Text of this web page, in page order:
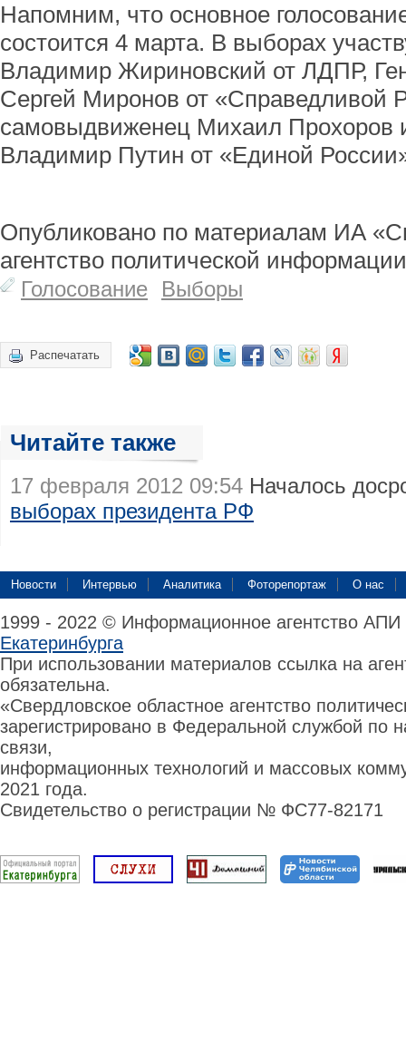
Напомним, что основное
состоится 4 марта. В выборах
Владимир Жириновский от ЛДПР,
Сергей Миронов от «Справедливой
самовыдвиженец Михаил Прохоров
Владимир Путин от «Единой
Опубликовано по материалам ИА
агентство политической
Голосование Выборы
Распечатать
Читайте также
17 февраля 2012 09:54 Началось
выборах президента РФ
Новости Интервью Аналитика Фоторепортаж О нас
1999 - 2022 © Информационное агентство
Екатеринбурга
При использовании материалов ссылка на
обязательна.
«Свердловское областное агентство
зарегистрировано в Федеральной службой по
связи,
информационных технологий и массовых
2021 года.
Свидетельство о регистрации № ФС77-82171